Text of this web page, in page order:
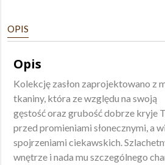
OPIS
Opis
Kolekcję zasłon zaprojektowano z
tkaniny, która ze względu na swoją
gęstość oraz grubość dobrze kryje
przed promieniami słonecznymi, a
spojrzeniami ciekawskich.
wnętrze i nada mu szczególnego